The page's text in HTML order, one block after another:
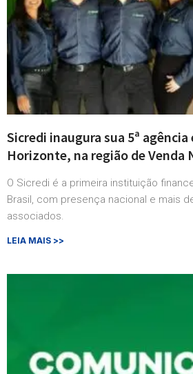
Sicredi inaugura sua 5ª agência
Horizonte, na região de Venda
O Sicredi é a primeira instituição
Brasil, com presença nacional e mais
associados.
LEIA MAIS >>